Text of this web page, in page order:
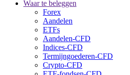
Waar te beleggen
Forex
Aandelen
ETFs
Aandelen-CFD
Indices-CFD
Termijngoederen-CFD
Crypto-CFD